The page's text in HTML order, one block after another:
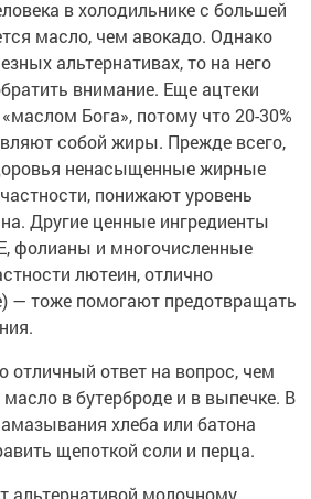
в холодильнике с большей
масло, чем авокадо. Однако
альтернативах, то на него
внимание. Еще ацтеки
Бога», потому что 20-30%
собой жиры. Прежде всего,
ненасыщенные жирные
понижают уровень
Другие ценные ингредиенты
фолианы и многочисленные
лютеин, отлично
— тоже помогают предотвращать
отличный ответ на вопрос, чем
в бутерброде и в выпечке. В
хлеба или батона
щепоткой соли и перца.
альтернативой молочному